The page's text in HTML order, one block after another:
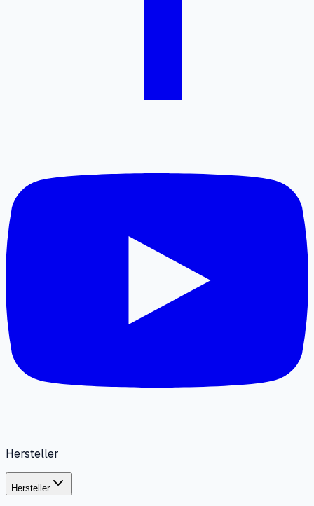
Hersteller
Hersteller